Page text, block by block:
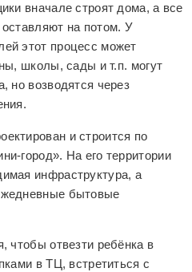
вначале строят дома, а все
оставляют на потом. У
этот процесс может
школы, сады и т.п. могут
но возводятся через
и строится по
город». На его территории
инфраструктура, а
бытовые
чтобы отвезти ребёнка в
в ТЦ, встретиться с